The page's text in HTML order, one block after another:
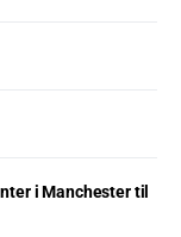
i Manchester til